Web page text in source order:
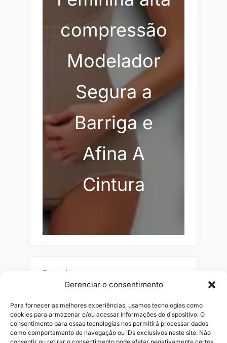
Gerenciar o consentimento
Para fornecer as melhores experiências, usamos tecnologias como
cookies para armazenar e/ou acessar informações do dispositivo. O
consentimento para essas tecnologias nos permitirá processar dados
como comportamento de navegação ou IDs exclusivos neste site. Não
compressão
Modelador
Segura a
Barriga e
Afina A
Cintura
Pesquisar